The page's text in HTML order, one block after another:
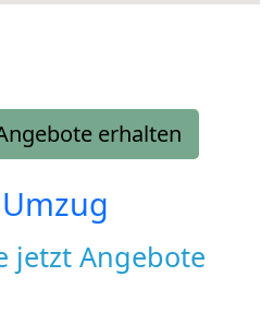
erhalten
jetzt Angebote